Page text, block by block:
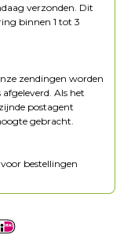
verzonden. Dit
binnen 1 tot 3
zendingen worden
Als het
postagent
gebracht.
bestellingen